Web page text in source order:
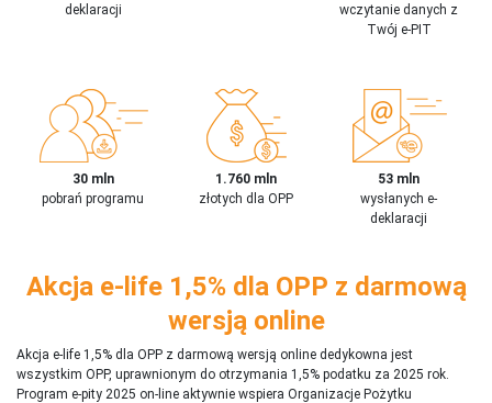
deklaracji
wczytanie danych z
Twój e-PIT
30 mln
pobrań programu
1.760 mln
złotych dla OPP
53 mln
wysłanych e-
deklaracji
Akcja e-life 1,5% dla OPP z darmową
wersją online
Akcja e-life 1,5% dla OPP z darmową wersją online dedykowna jest
wszystkim OPP, uprawnionym do otrzymania 1,5% podatku za 2025 rok.
Program e-pity 2025 on-line aktywnie wspiera Organizacje Pożytku